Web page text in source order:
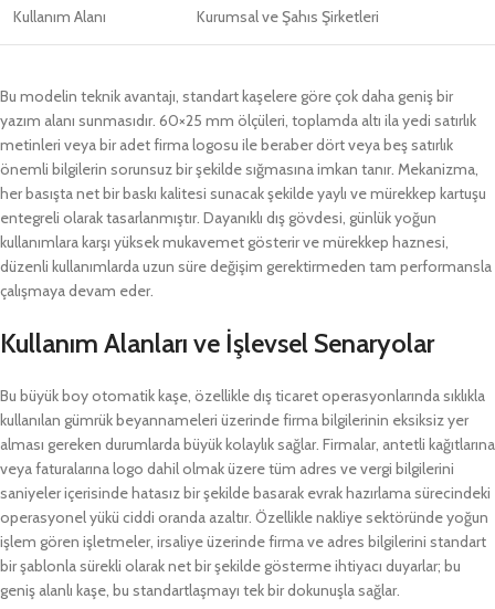
Kullanım Alanı Kurumsal ve Şahıs Şirketleri
Bu modelin teknik avantajı, standart kaşelere göre çok daha geniş bir
yazım alanı sunmasıdır. 60×25 mm ölçüleri, toplamda altı ila yedi satırlık
metinleri veya bir adet firma logosu ile beraber dört veya beş satırlık
önemli bilgilerin sorunsuz bir şekilde sığmasına imkan tanır. Mekanizma,
her basışta net bir baskı kalitesi sunacak şekilde yaylı ve mürekkep kartuşu
entegreli olarak tasarlanmıştır. Dayanıklı dış gövdesi, günlük yoğun
kullanımlara karşı yüksek mukavemet gösterir ve mürekkep haznesi,
düzenli kullanımlarda uzun süre değişim gerektirmeden tam performansla
çalışmaya devam eder.
Kullanım Alanları ve İşlevsel Senaryolar
Bu büyük boy otomatik kaşe, özellikle dış ticaret operasyonlarında sıklıkla
kullanılan gümrük beyannameleri üzerinde firma bilgilerinin eksiksiz yer
alması gereken durumlarda büyük kolaylık sağlar. Firmalar, antetli kağıtlarına
veya faturalarına logo dahil olmak üzere tüm adres ve vergi bilgilerini
saniyeler içerisinde hatasız bir şekilde basarak evrak hazırlama sürecindeki
operasyonel yükü ciddi oranda azaltır. Özellikle nakliye sektöründe yoğun
işlem gören işletmeler, irsaliye üzerinde firma ve adres bilgilerini standart
bir şablonla sürekli olarak net bir şekilde gösterme ihtiyacı duyarlar; bu
geniş alanlı kaşe, bu standartlaşmayı tek bir dokunuşla sağlar.